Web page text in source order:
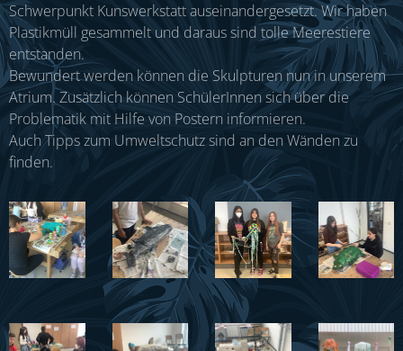
Schwerpunkt Kunswerkstatt auseinandergesetzt. Wir haben
Plastikmüll gesammelt und daraus sind tolle Meerestiere
entstanden.
Bewundert werden können die Skulpturen nun in unserem
Atrium. Zusätzlich können SchülerInnen sich über die
Problematik mit Hilfe von Postern informieren.
Auch Tipps zum Umweltschutz sind an den Wänden zu
finden.